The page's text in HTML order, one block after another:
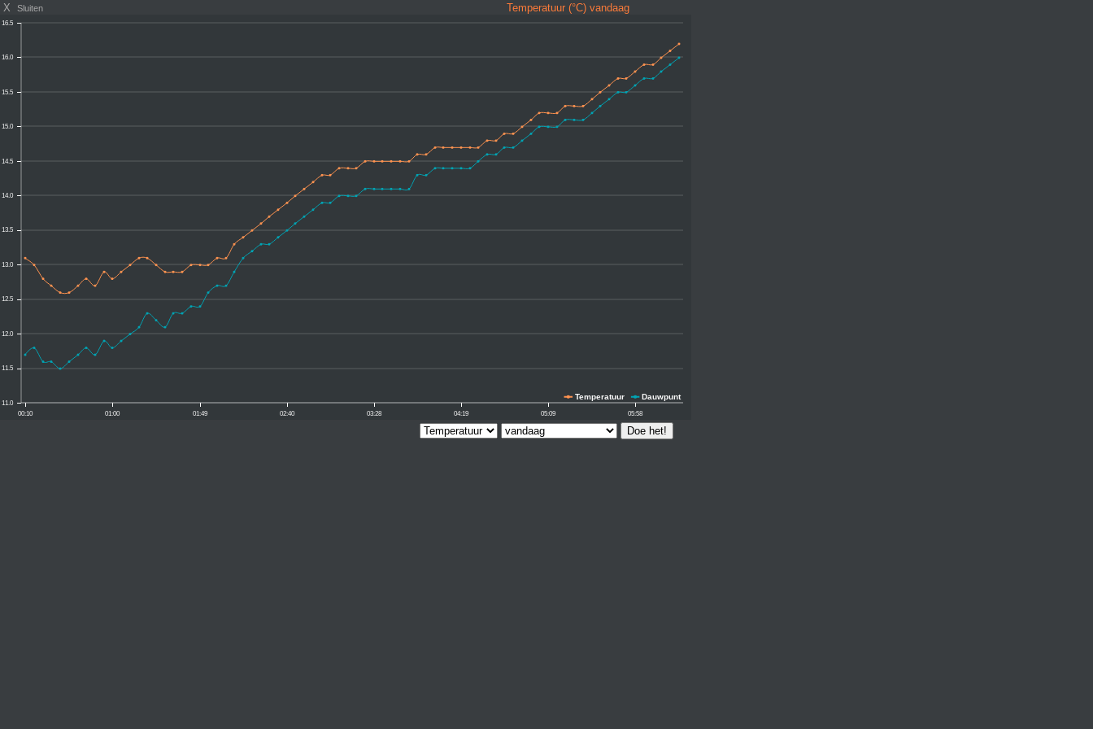
X Sluiten Temperatuur (°C) vandaag